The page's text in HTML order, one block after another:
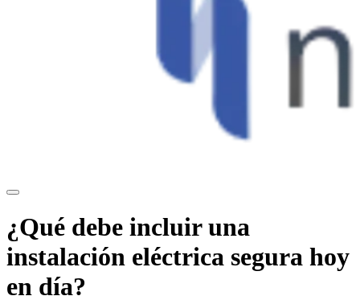
¿Qué debe incluir una
instalación eléctrica segura hoy
en día?